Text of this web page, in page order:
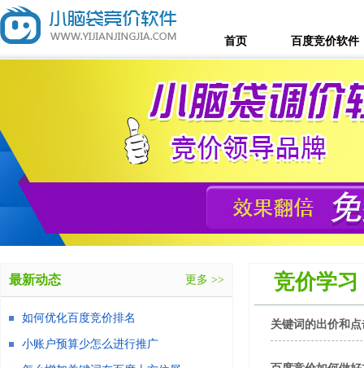
首页 百度竞价软件
竞价学习
关键词的出价和
最新动态 更多 >>
如何优化百度竞价排名
小账户预算少怎么进行推广